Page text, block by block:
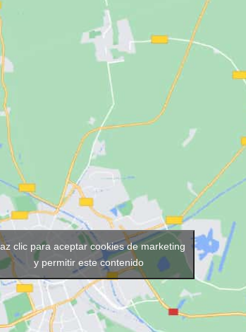
clic para aceptar cookies de marketing
y permitir este contenido